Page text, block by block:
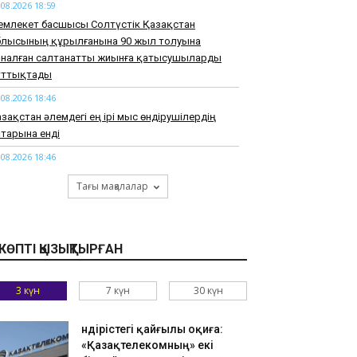
18:59
басшысы Солтүстік Қазақстан
құрылғанына 90 жыл толуына
салтанатты жиынға қатысушыларды
18:46
әлемдегі ең ірі мыс өндірушілердің
енді
18:46
Нұрай Серікбайдың туыстары
10 миллиард теңге моральдық
тобының әншісі Кенжебек Жанәбілов
18:20
әшкереленді
18:07
Тағы мақалалар
КӨПТІ ҚЫЗЫҚТЫРҒАН
3 күн 7 күн 30 күн
Өндірістегі қайғылы оқиға:
«Қазақтелекомның» екі